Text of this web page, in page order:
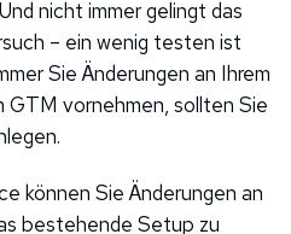
nicht immer gelingt das
– ein wenig testen ist
Sie Änderungen an Ihrem
vornehmen, sollten Sie
können Sie Änderungen an
bestehende Setup zu